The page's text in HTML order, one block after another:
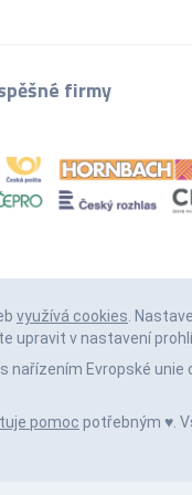
firmy
využívá cookies.
upravit v nastavení
nařízením Evropské unie
pomoc potřebným ♥️.